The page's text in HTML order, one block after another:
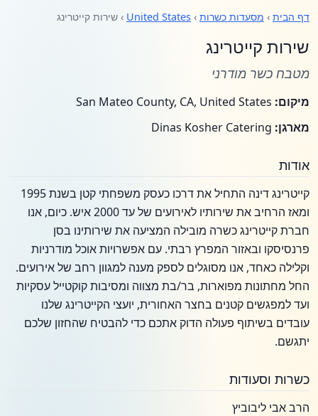
דף הבית › מסעדות כשרות ›
United States › שירות קייטרינג
שירות קייטרינג
מטבח כשר מודרני
מיקום:
מארגן:
אודות
קייטרינג דינה התחיל את דרכו כעסק משפחתי קטן בשנת 1995
ומאז הרחיב את שירותיו לאירועים של עד 2000 איש. כיום, אנו
חברת קייטרינג כשרה מובילה המציעה את שירותינו בסן
פרנסיסקו ובאזור המפרץ רבתי. עם אפשרויות אוכל מודרניות
וקלילה כאחד, אנו מסוגלים לספק מענה למגוון רחב של אירועים.
החל מחתונות מפוארות, בר/בת מצווה ומסיבות קוקטייל עסקיות
ועד למפגשים קטנים בחצר האחורית, יועצי הקייטרינג שלנו
עובדים בשיתוף פעולה הדוק אתכם כדי להבטיח שהחזון שלכם
יתגשם.
כשרות וסעודות
הרב אבי ליבוביץ